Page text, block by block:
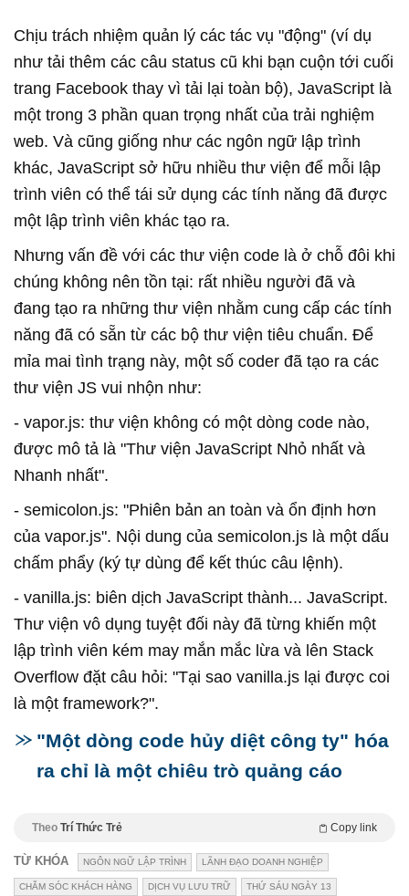
Chịu trách nhiệm quản lý các tác vụ "động" (ví dụ
như tải thêm các câu status cũ khi bạn cuộn tới cuối
trang Facebook thay vì tải lại toàn bộ), JavaScript là
một trong 3 phần quan trọng nhất của trải nghiệm
web. Và cũng giống như các ngôn ngữ lập trình
khác, JavaScript sở hữu nhiều thư viện để mỗi lập
trình viên có thể tái sử dụng các tính năng đã được
một lập trình viên khác tạo ra.
Nhưng vấn đề với các thư viện code là ở chỗ đôi khi
chúng không nên tồn tại: rất nhiều người đã và
đang tạo ra những thư viện nhằm cung cấp các tính
năng đã có sẵn từ các bộ thư viện tiêu chuẩn. Để
mỉa mai tình trạng này, một số coder đã tạo ra các
thư viện JS vui nhộn như:
- vapor.js: thư viện không có một dòng code nào,
được mô tả là "Thư viện JavaScript Nhỏ nhất và
Nhanh nhất".
- semicolon.js: "Phiên bản an toàn và ổn định hơn
của vapor.js". Nội dung của semicolon.js là một dấu
chấm phẩy (ký tự dùng để kết thúc câu lệnh).
- vanilla.js: biên dịch JavaScript thành... JavaScript.
Thư viện vô dụng tuyệt đối này đã từng khiến một
lập trình viên kém may mắn mắc lừa và lên Stack
Overflow đặt câu hỏi: "Tại sao vanilla.js lại được coi
là một framework?".
"Một dòng code hủy diệt công ty" hóa
ra chỉ là một chiêu trò quảng cáo
Theo Trí Thức Trẻ Copy link
TỪ KHÓA NGÔN NGỮ LẬP TRÌNH LÃNH ĐẠO DOANH NGHIỆP
CHĂM SÓC KHÁCH HÀNG DỊCH VỤ LƯU TRỮ THỨ SÁU NGÀY 13